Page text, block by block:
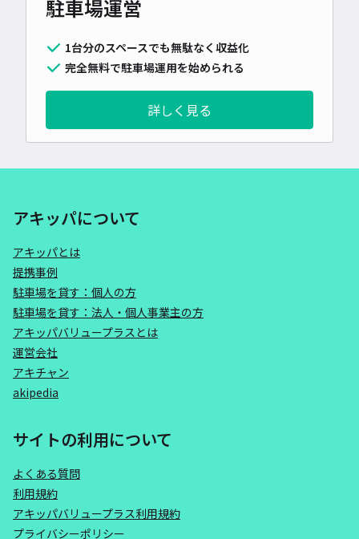
駐車場運営
1台分のスペースでも無駄なく収益化
完全無料で駐車場運用を始められる
詳しく見る
アキッパについて
アキッパとは
提携事例
駐車場を貸す：個人の方
駐車場を貸す：法人・個人事業主の方
アキッパバリュープラスとは
運営会社
アキチャン
akipedia
サイトの利用について
よくある質問
利用規約
アキッパバリュープラス利用規約
プライバシーポリシー